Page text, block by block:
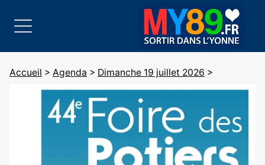
Accueil > Agenda > Dimanche 19 juillet 2026 >